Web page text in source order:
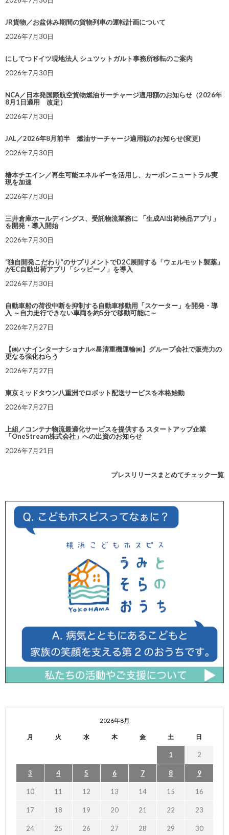
JR貨物／お盆休み期間の貨物列車の運転計画について
2026年7月30日
にしてつドイツ現地法人 シュツットガルト事務所移転のご案内
2026年7月30日
NCA／日本発国際航空貨物燃油サーチャージ適用額のお知らせ（2026年
8月1日適用 改定）
2026年7月30日
JAL／2026年8月前半 燃油サーチャージ適用額のお知らせ(変更)
2026年7月30日
椿本チエイン／再生可能エネルギーを活用し、カーボンニュートラル実
現を加速
2026年7月30日
三井倉庫ホールディングス、受託物流業務に 「生成AI出荷検品アプリ」
を開発・導入開始
2026年7月30日
“独自開発こだわり”のサプリメントでD2C展開する「ウェルモット製薬」
がEC自動出荷アプリ「シッピーノ」を導入
2026年7月30日
自動車船の荷役中断を抑制する自動車移動用「スケーター」を開発・導
入 ～自力走行できない車両を約5分で移動可能に～
2026年7月27日
【㈱ハナインターナショナル×星清重機運輸㈱】グループ会社で販売力の
更なる強化ねらう
2026年7月27日
東京ミッドタウン八重洲でロボット配送サービスを本格始動
2026年7月27日
上組／コンテナ物流最適化サービスを提供する スタートアップ企業
「OneStream株式会社」への出資のお知らせ
2026年7月21日
プレスリリースまとめてチェック一覧
2026年8月
月 火 水 木 金 土 日
1 2
3 4 5 6 7 8 9
10 11 12 13 14 15 16
17 18 19 20 21 22 23
24 25 26 27 28 29 30